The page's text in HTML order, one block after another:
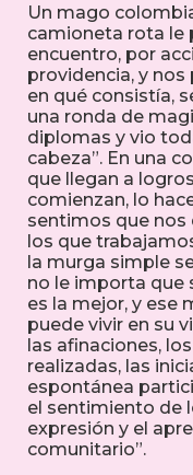
Un mago
camioneta rota le
encuentro, por
providencia, y
en qué consistía,
una ronda de
diplomas y vio
cabeza”. En una
que llegan a
comienzan, lo
sentimos que nos
los que
la murga simple
no le importa que
es la mejor, y ese
puede vivir en su
las afinaciones,
realizadas, las
espontánea
el sentimiento de
expresión y el
comunitario”.